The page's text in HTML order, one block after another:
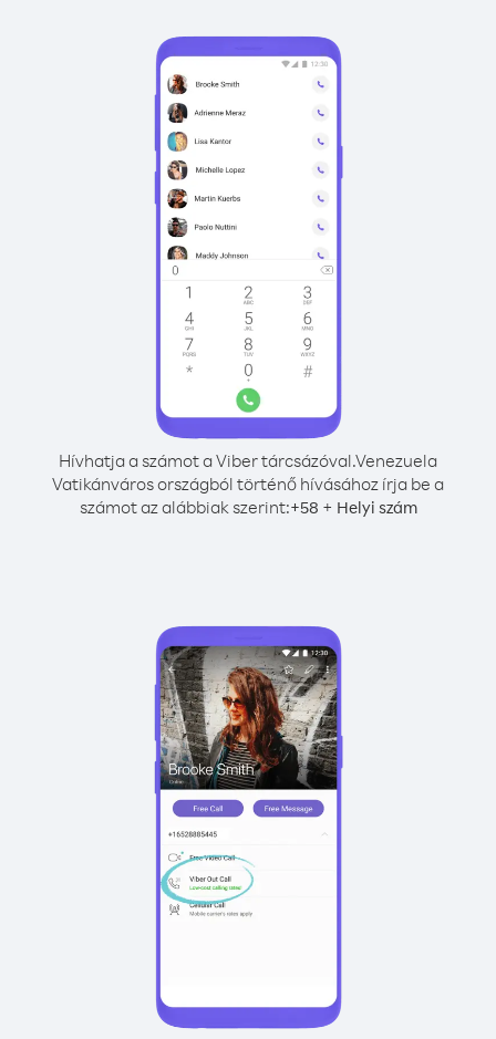
Hívhatja a számot a Viber tárcsázóval.Venezuela
Vatikánváros országból történő hívásához írja be a
számot az alábbiak szerint:+58 + Helyi szám